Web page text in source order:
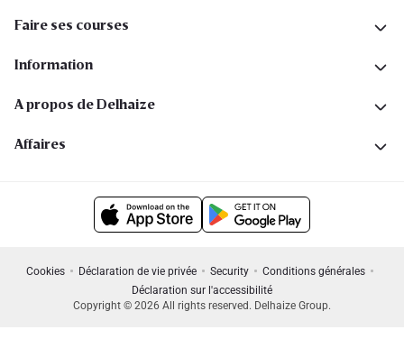
Faire ses courses
Information
A propos de Delhaize
Affaires
Cookies Déclaration de vie privée Security
Conditions générales
Déclaration sur l'accessibilité
Copyright © 2026 All rights reserved. Delhaize Group.